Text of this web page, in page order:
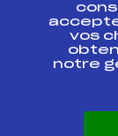
Pôle
Listes
Pôle vie
vos
notre